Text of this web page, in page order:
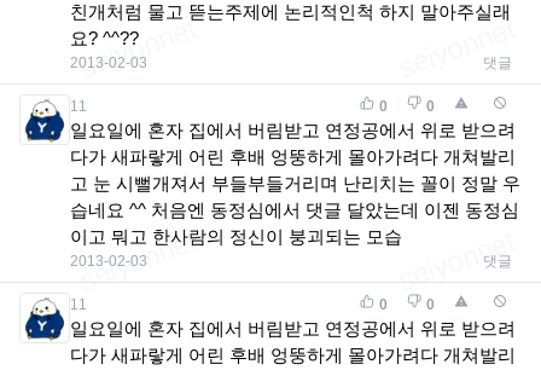
친개처럼 물고 뜯는주제에 논리적인척 하지 말아주실래
요? ^^??
2013-02-03 댓글
11 0 0
일요일에 혼자 집에서 버림받고 연정공에서 위로 받으려
다가 새파랗게 어린 후배 엉뚱하게 몰아가려다 개쳐발리
고 눈 시뻘개져서 부들부들거리며 난리치는 꼴이 정말 우
습네요 ^^ 처음엔 동정심에서 댓글 달았는데 이젠 동정심
이고 뭐고 한사람의 정신이 붕괴되는 모습
2013-02-03 댓글
11 0 0
일요일에 혼자 집에서 버림받고 연정공에서 위로 받으려
다가 새파랗게 어린 후배 엉뚱하게 몰아가려다 개쳐발리